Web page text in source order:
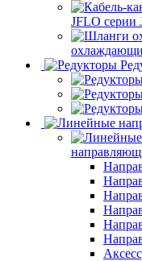
JFLO серии